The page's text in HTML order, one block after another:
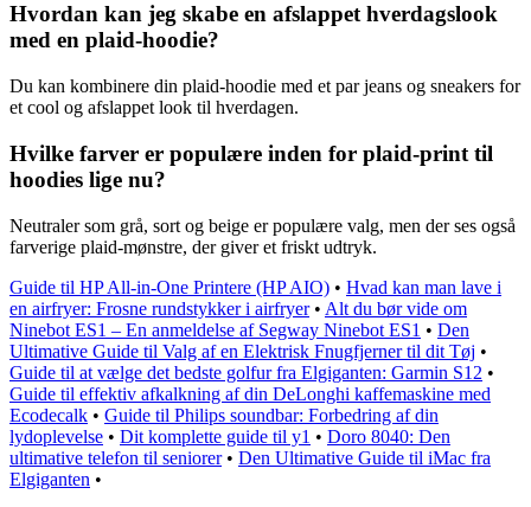
Hvordan kan jeg skabe en afslappet hverdagslook
med en plaid-hoodie?
Du kan kombinere din plaid-hoodie med et par jeans og sneakers for
et cool og afslappet look til hverdagen.
Hvilke farver er populære inden for plaid-print til
hoodies lige nu?
Neutraler som grå, sort og beige er populære valg, men der ses også
farverige plaid-mønstre, der giver et friskt udtryk.
Guide til HP All-in-One Printere (HP AIO) • Hvad kan man lave i
en airfryer: Frosne rundstykker i airfryer• Alt du bør vide om
Ninebot ES1 – En anmeldelse af Segway Ninebot ES1 • Den
Ultimative Guide til Valg af en Elektrisk Fnugfjerner til dit Tøj •
Guide til at vælge det bedste golfur fra Elgiganten: Garmin S12 •
Guide til effektiv afkalkning af din DeLonghi kaffemaskine med
Ecodecalk • Guide til Philips soundbar: Forbedring af din
lydoplevelse • Dit komplette guide til y1 • Doro 8040: Den
ultimative telefon til seniorer• Den Ultimative Guide til iMac fra
Elgiganten •